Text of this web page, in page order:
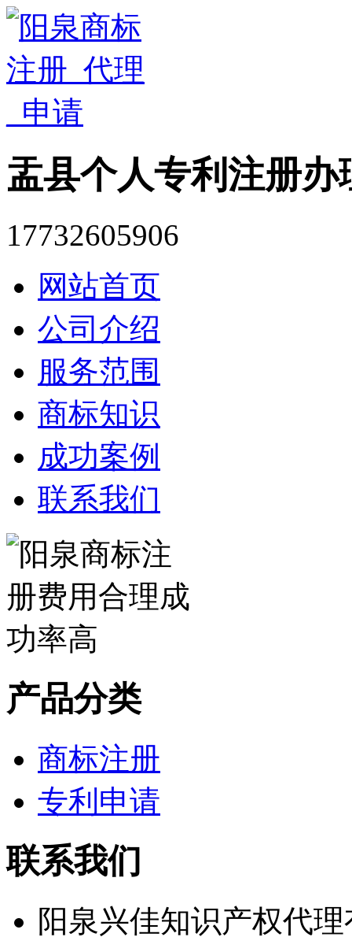
盂县个人专利注册办
17732605906
网站首页
公司介绍
服务范围
商标知识
成功案例
联系我们
产品分类
商标注册
专利申请
联系我们
阳泉兴佳知识产权代